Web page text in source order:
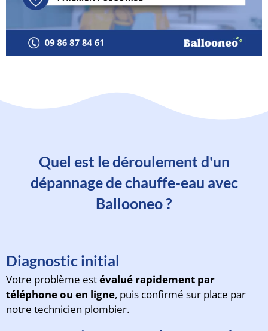
Quel est le déroulement d'un
dépannage de chauffe-eau avec
Ballooneo ?
Diagnostic initial
Votre problème estévalué rapidement par
téléphone ou en ligne, puis confirmé sur place par
notre technicien plombier.